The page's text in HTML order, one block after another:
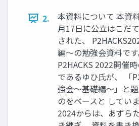
2.
本資料について 本資
⽉17⽇に公⽴はこだ
された、
編〜の勉強会資料です
P2HACKS 2022開催
であるゆひ⽒が、 「
強会〜基礎編〜」と
のをベースと してい
2024からは、あずら